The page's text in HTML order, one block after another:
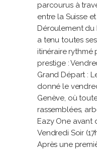
parcourus à
entre la Suisse
Déroulement du
a tenu toutes
itinéraire rythmé
prestige :
Grand Départ :
donné le
Genève, où
rassemblées,
Eazy One avant
Vendredi Soir
Après une